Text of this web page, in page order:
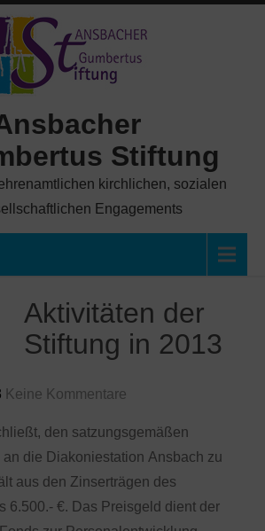
Stiftung
kirchlichen, sozialen
Engagements
Aktivitäten der
Stiftung in 2013
Keine Kommentare
den satzungsgemäßen
an die Diakoniestation Ansbach zu
aus den Zinserträgen des
6.500.- €. Das Preisgeld dient der